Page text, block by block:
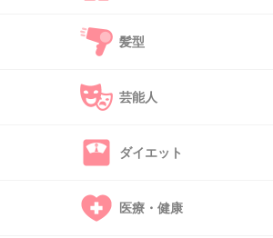
ったせいで男だとばれた犯人
+118
髪型
芸能人
ダイエット
医療・健康